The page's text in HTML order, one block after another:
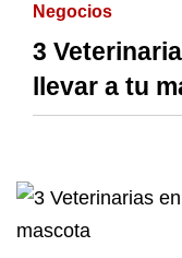
Negocios
3
llevar a tu